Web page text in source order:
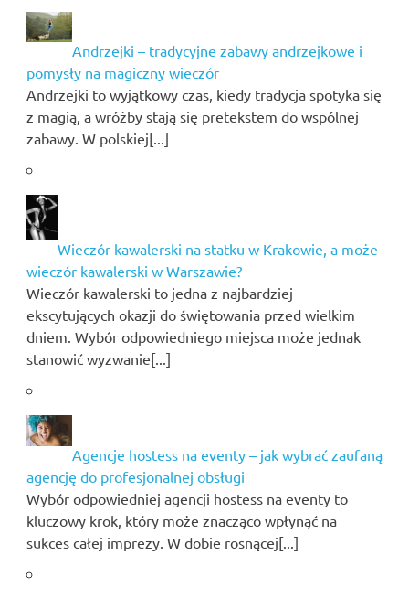
Andrzejki – tradycyjne zabawy andrzejkowe i
pomysły na magiczny wieczór
Andrzejki to wyjątkowy czas, kiedy tradycja spotyka się
z magią, a wróżby stają się pretekstem do wspólnej
zabawy. W polskiej[...]
Wieczór kawalerski na statku w Krakowie, a może
wieczór kawalerski w Warszawie?
Wieczór kawalerski to jedna z najbardziej
ekscytujących okazji do świętowania przed wielkim
dniem. Wybór odpowiedniego miejsca może jednak
stanowić wyzwanie[...]
Agencje hostess na eventy – jak wybrać zaufaną
agencję do profesjonalnej obsługi
Wybór odpowiedniej agencji hostess na eventy to
kluczowy krok, który może znacząco wpłynąć na
sukces całej imprezy. W dobie rosnącej[...]